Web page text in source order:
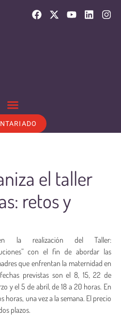
el taller
retos y
la realización del Taller:
con el fin de abordar las
que enfrentan la maternidad en
previstas son el 8, 15, 22 de
y el 5 de abril, de 18 a 20 horas. En
horas, una vez a la semana. El precio
plazos.